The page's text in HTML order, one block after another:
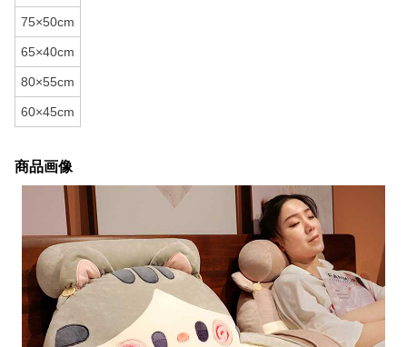
75×50cm
65×40cm
80×55cm
60×45cm
商品画像